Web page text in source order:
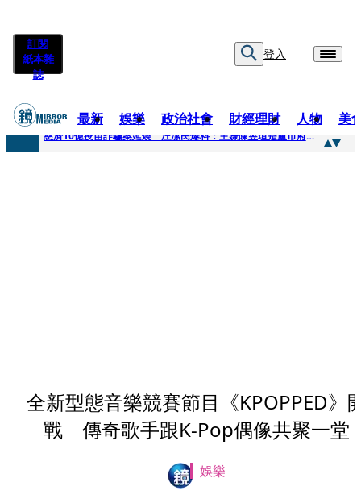
訂閱
紙本雜
誌
登入
最新 娛樂 政治社會 財經理財 人物 美
快訊
慈濟10億疫苗詐騙案延燒 汪潔民爆料：主嫌陳昱瑄是盧市府法律顧問
全新型態音樂競賽節目《KPOPPED》
戰 傳奇歌手跟K-Pop偶像共聚一堂
娛樂